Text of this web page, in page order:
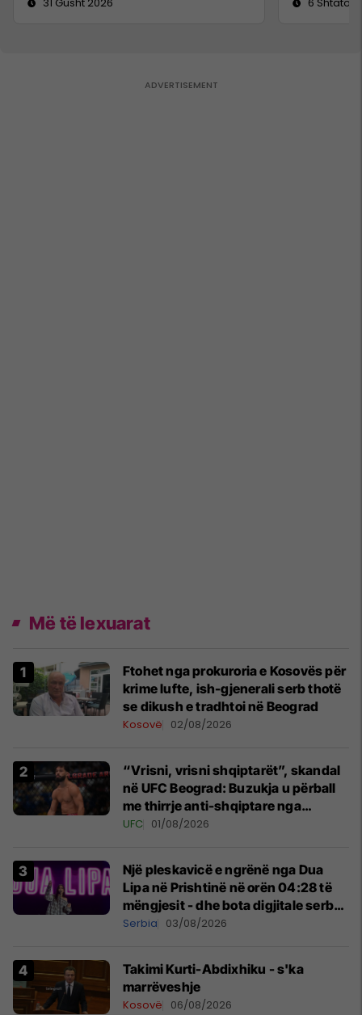
Më të lexuarat
Ftohet nga prokuroria e Kosovës për
krime lufte, ish-gjenerali serb thotë
se dikush e tradhtoi në Beograd
Kosovë 02/08/2026
“Vrisni, vrisni shqiptarët”, skandal
në UFC Beograd: Buzukja u përball
me thirrje anti-shqiptare nga
tribunat
UFC 01/08/2026
Një pleskavicë e ngrënë nga Dua
Lipa në Prishtinë në orën 04:28 të
mëngjesit - dhe bota digjitale serbe
shpall gjendjen e luftës
Serbia 03/08/2026
Takimi Kurti-Abdixhiku - s'ka
marrëveshje
Kosovë 06/08/2026